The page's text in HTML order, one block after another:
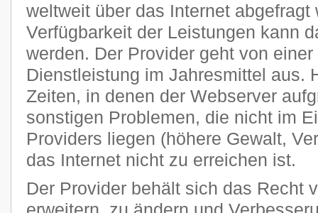
weltweit über das Internet
Verfügbarkeit der Leistungen kann
werden. Der Provider geht von
Dienstleistung im Jahresmittel aus.
Zeiten, in denen der Webserver
sonstigen Problemen, die nicht im
Providers liegen (höhere Gewalt,
das Internet nicht zu erreichen ist.
Der Provider behält sich das Recht